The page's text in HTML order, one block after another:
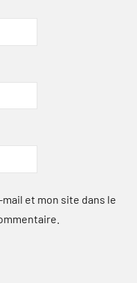
et mon site dans le